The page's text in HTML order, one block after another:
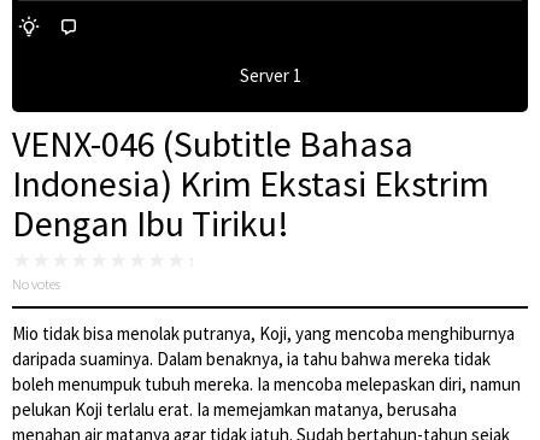
Server 1
VENX-046 (Subtitle Bahasa
Indonesia) Krim Ekstasi Ekstrim
Dengan Ibu Tiriku!
No votes
Mio tidak bisa menolak putranya, Koji, yang mencoba menghiburnya
daripada suaminya. Dalam benaknya, ia tahu bahwa mereka tidak
boleh menumpuk tubuh mereka. Ia mencoba melepaskan diri, namun
pelukan Koji terlalu erat. Ia memejamkan matanya, berusaha
menahan air matanya agar tidak jatuh. Sudah bertahun-tahun sejak